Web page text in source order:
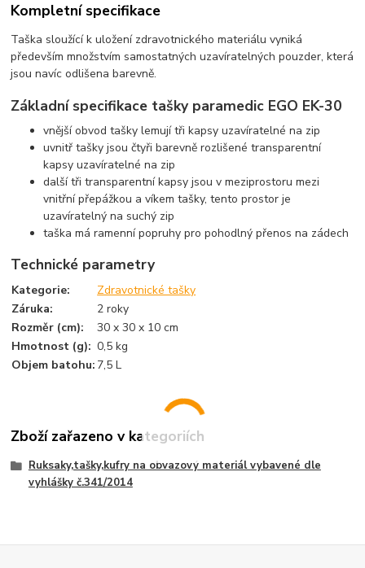
Kompletní specifikace
Taška sloužící k uložení zdravotnického materiálu vyniká
především množstvím samostatných uzavíratelných pouzder, která
jsou navíc odlišena barevně.
Základní specifikace tašky paramedic EGO EK-30
vnější obvod tašky lemují tři kapsy uzavíratelné na zip
uvnitř tašky jsou čtyři barevně rozlišené transparentní
kapsy uzavíratelné na zip
další tři transparentní kapsy jsou v meziprostoru mezi
vnitřní přepážkou a víkem tašky, tento prostor je
uzavíratelný na suchý zip
taška má ramenní popruhy pro pohodlný přenos na zádech
Technické parametry
Kategorie:
Zdravotnické tašky
Záruka:
2 roky
Rozměr (cm):
30 x 30 x 10 cm
Hmotnost (g): 0,5 kg
Objem batohu: 7,5 L
Zboží zařazeno v kategoriích
Ruksaky,tašky,kufry na obvazový materiál vybavené dle
vyhlášky č.341/2014